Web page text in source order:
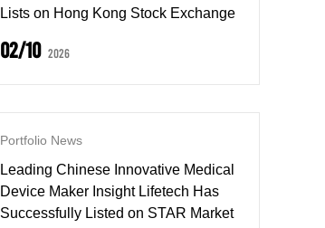
Lists on Hong Kong Stock Exchange
02/10 2026
Portfolio News
Leading Chinese Innovative Medical
Device Maker Insight Lifetech Has
Successfully Listed on STAR Market